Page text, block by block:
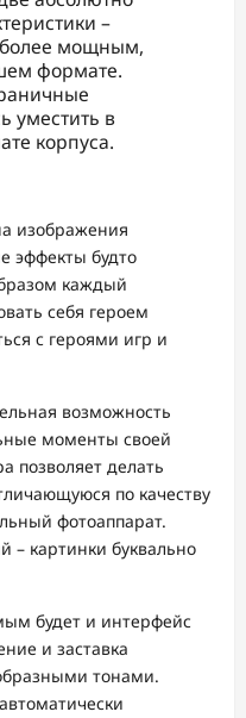
–
более мощным,
формате.
уместить в
корпуса.
изображения
эффекты будто
каждый
себя героем
с героями игр и
возможность
моменты своей
позволяет делать
по качеству
фотоаппарат.
– картинки буквально
будет и интерфейс
и заставка
тонами.